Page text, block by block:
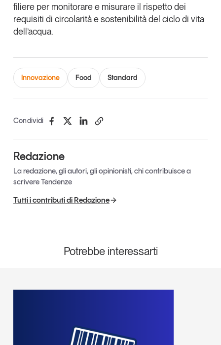
modo indipendente il cambiamento e le sfide del largo
consumo e dell’economia a professionisti e
consumatori
GS1 Italy
filiere per monitorare e misurare il rispetto dei
requisiti di circolarità e sostenibilità del ciclo di vita
dell’acqua.
Innovazione Food Standard
Condividi
Redazione
La redazione, gli autori, gli opinionisti, chi contribuisce a
scrivere Tendenze
Tutti i contributi di Redazione
Potrebbe interessarti